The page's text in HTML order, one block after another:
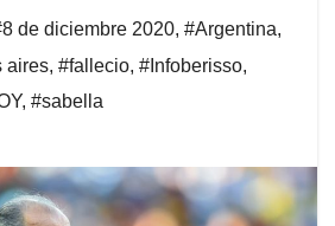
de diciembre 2020, #Argentina,
aires, #fallecio, #Infoberisso,
, #sabella